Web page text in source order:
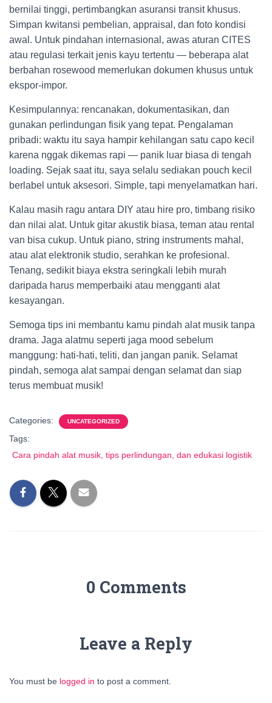
bernilai tinggi, pertimbangkan asuransi transit khusus.
Simpan kwitansi pembelian, appraisal, dan foto kondisi
awal. Untuk pindahan internasional, awas aturan CITES
atau regulasi terkait jenis kayu tertentu — beberapa alat
berbahan rosewood memerlukan dokumen khusus untuk
ekspor-impor.
Kesimpulannya: rencanakan, dokumentasikan, dan
gunakan perlindungan fisik yang tepat. Pengalaman
pribadi: waktu itu saya hampir kehilangan satu capo kecil
karena nggak dikemas rapi — panik luar biasa di tengah
loading. Sejak saat itu, saya selalu sediakan pouch kecil
berlabel untuk aksesori. Simple, tapi menyelamatkan hari.
Kalau masih ragu antara DIY atau hire pro, timbang risiko
dan nilai alat. Untuk gitar akustik biasa, teman atau rental
van bisa cukup. Untuk piano, string instruments mahal,
atau alat elektronik studio, serahkan ke profesional.
Tenang, sedikit biaya ekstra seringkali lebih murah
daripada harus memperbaiki atau mengganti alat
kesayangan.
Semoga tips ini membantu kamu pindah alat musik tanpa
drama. Jaga alatmu seperti jaga mood sebelum
manggung: hati-hati, teliti, dan jangan panik. Selamat
pindah, semoga alat sampai dengan selamat dan siap
terus membuat musik!
Categories: UNCATEGORIZED
Tags:
Cara pindah alat musik, tips perlindungan, dan edukasi logistik
0 Comments
Leave a Reply
You must be logged in to post a comment.